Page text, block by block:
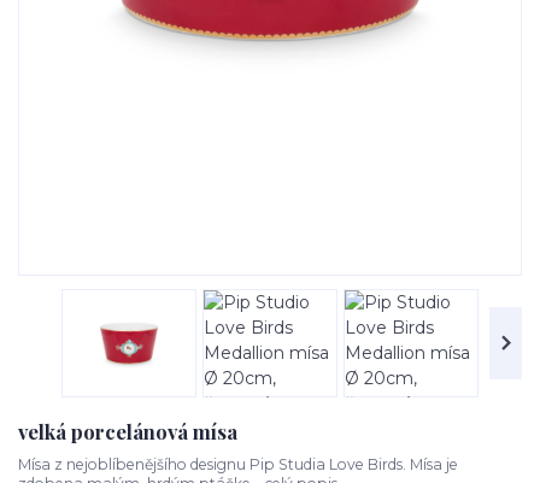
velká porcelánová mísa
Mísa z nejoblíbenějšího designu Pip Studia Love Birds. Mísa je